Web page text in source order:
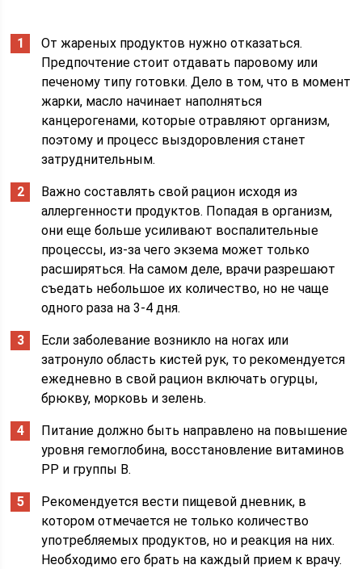
От жареных продуктов нужно отказаться.
Предпочтение стоит отдавать паровому или
печеному типу готовки. Дело в том, что в момент
жарки, масло начинает наполняться
канцерогенами, которые отравляют организм,
поэтому и процесс выздоровления станет
затруднительным.
Важно составлять свой рацион исходя из
аллергенности продуктов. Попадая в организм,
они еще больше усиливают воспалительные
процессы, из-за чего экзема может только
расширяться. На самом деле, врачи разрешают
съедать небольшое их количество, но не чаще
одного раза на 3-4 дня.
Если заболевание возникло на ногах или
затронуло область кистей рук, то рекомендуется
ежедневно в свой рацион включать огурцы,
брюкву, морковь и зелень.
Питание должно быть направлено на повышение
уровня гемоглобина, восстановление витаминов
РР и группы В.
Рекомендуется вести пищевой дневник, в
котором отмечается не только количество
употребляемых продуктов, но и реакция на них.
Необходимо его брать на каждый прием к врачу.